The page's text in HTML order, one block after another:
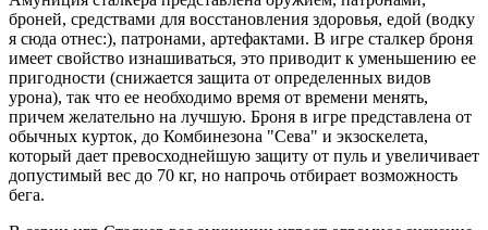
броней, средствами для восстановления здоровья, едой (водку
я сюда отнес:), патронами, артефактами. В игре сталкер броня
имеет свойство изнашиваться, это приводит к уменьшению ее
пригодности (снижается защита от определенных видов
урона), так что ее необходимо время от времени менять,
причем желательно на лучшую. Броня в игре представлена от
обычных курток, до Комбинезона "Сева" и экзоскелета,
который дает превосходнейшую защиту от пуль и увеличивает
допустимый вес до 70 кг, но напрочь отбирает возможность
бега.